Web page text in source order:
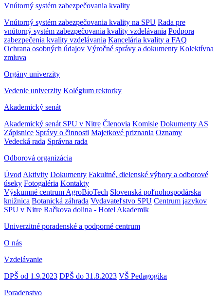
Vnútorný systém zabezpečovania kvality
Vnútorný systém zabezpečovania kvality na SPU Rada pre
vnútorný systém zabezpečovania kvality vzdelávania Podpora
zabezpečenia kvality vzdelávania Kancelária kvality a FAQ
Ochrana osobných údajov Výročné správy a dokumenty Kolektívna
zmluva
Orgány univerzity
Vedenie univerzity Kolégium rektorky
Akademický senát
Akademický senát SPU v Nitre Členovia Komisie Dokumenty AS
Zápisnice Správy o činnosti Majetkové priznania Oznamy
Vedecká rada Správna rada
Odborová organizácia
ÚvodAktivity Dokumenty Fakultné, dielenské výbory a odborové
úseky Fotogaléria Kontakty
Výskumné centrum AgroBioTech Slovenská poľnohospodárska
knižnica Botanická záhrada Vydavateľstvo SPU Centrum jazykov
SPU v Nitre Račkova dolina - Hotel Akademik
Univerzitné poradenské a podporné centrum
O nás
Vzdelávanie
DPŠ od 1.9.2023 DPŠ do 31.8.2023 VŠ Pedagogika
Poradenstvo